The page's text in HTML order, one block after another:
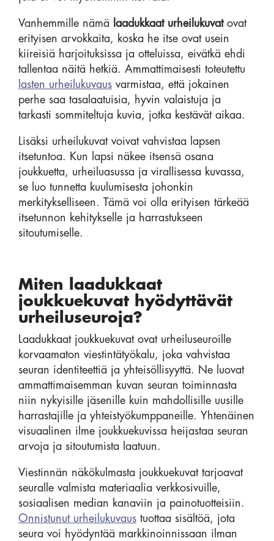
Vanhemmille nämä laadukkaat urheilukuvatovat
erityisen arvokkaita, koska he itse ovat usein
kiireisiä harjoituksissa ja otteluissa, eivätkä ehdi
tallentaa näitä hetkiä. Ammattimaisesti toteutettu
lasten urheilukuvaus varmistaa, että jokainen
perhe saa tasalaatuisia, hyvin valaistuja ja
tarkasti sommiteltuja kuvia, jotka kestävät aikaa.
Lisäksi urheilukuvat voivat vahvistaa lapsen
itsetuntoa. Kun lapsi näkee itsensä osana
joukkuetta, urheiluasussa ja virallisessa kuvassa,
se luo tunnetta kuulumisesta johonkin
merkitykselliseen. Tämä voi olla erityisen tärkeää
itsetunnon kehitykselle ja harrastukseen
sitoutumiselle.
Miten laadukkaat
joukkuekuvat hyödyttävät
urheiluseuroja?
Laadukkaat joukkuekuvat ovat urheiluseuroille
korvaamaton viestintätyökalu, joka vahvistaa
seuran identiteettiä ja yhteisöllisyyttä. Ne luovat
ammattimaisemman kuvan seuran toiminnasta
niin nykyisille jäsenille kuin mahdollisille uusille
harrastajille ja yhteistyökumppaneille. Yhtenäinen
visuaalinen ilme joukkuekuvissa heijastaa seuran
arvoja ja sitoutumista laatuun.
Viestinnän näkökulmasta joukkuekuvat tarjoavat
seuralle valmista materiaalia verkkosivuille,
sosiaalisen median kanaviin ja painotuotteisiin.
Onnistunut urheilukuvaus tuottaa sisältöä, jota
seura voi hyödyntää markkinoinnissaan ilman